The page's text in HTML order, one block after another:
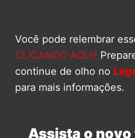
Você pode relembrar
CLICANDO AQUI!
continue de olho no
para mais informações.
Assista o